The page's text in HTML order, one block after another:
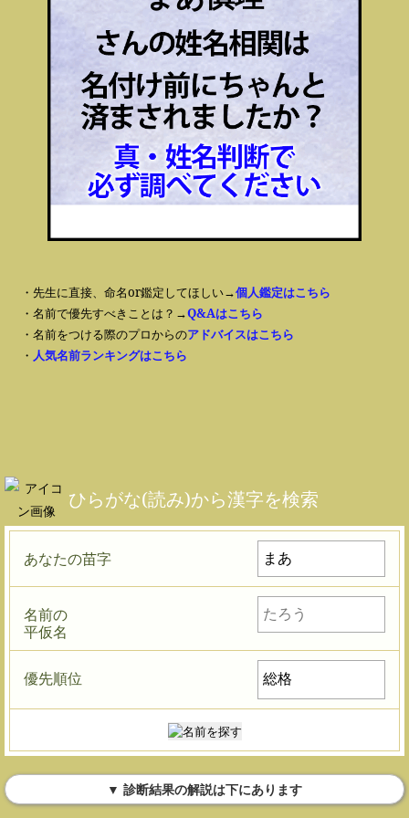
・先生に直接、命名or鑑定してほしい→個人鑑定はこちら
・名前で優先すべきことは？→Q&Aはこちら
・名前をつける際のプロからのアドバイスはこちら
・ 人気名前ランキングはこちら
ひらがな(読み)から漢字を検索
あなたの苗字
名前の
平仮名
優先順位
▼ 診断結果の解説は下にあります